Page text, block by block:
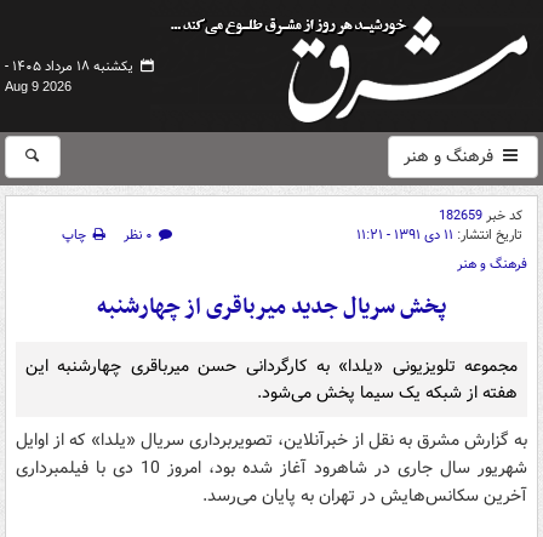
یکشنبه ۱۸ مرداد ۱۴۰۵ -
Aug 9 2026
فرهنگ و هنر
کد خبر182659
تاریخ انتشار: ۱۱ دی ۱۳۹۱ - ۱۱:۲۱ ۰ نظر
چاپ
فرهنگ و هنر
پخش سریال جدید میرباقری از چهارشنبه
مجموعه تلویزیونی «یلدا» به کارگردانی حسن میرباقری چهارشنبه این
هفته از شبکه یک سیما پخش می‌شود.
به گزارش مشرق به نقل از خبرآنلاین، تصویربرداری سریال «یلدا» که از اوایل
شهریور سال جاری در شاهرود آغاز شده بود، امروز 10 دی با فیلمبرداری
آخرین سکانس‌هایش در تهران به پایان می‌رسد.